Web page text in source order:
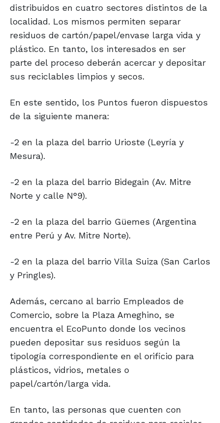
distribuidos en cuatro sectores distintos de la
localidad. Los mismos permiten separar
residuos de cartón/papel/envase larga vida y
plástico. En tanto, los interesados en ser
parte del proceso deberán acercar y depositar
sus reciclables limpios y secos.
En este sentido, los Puntos fueron dispuestos
de la siguiente manera:
-2 en la plaza del barrio Urioste (Leyría y
Mesura).
-2 en la plaza del barrio Bidegain (Av. Mitre
Norte y calle N°9).
-2 en la plaza del barrio Güemes (Argentina
entre Perú y Av. Mitre Norte).
-2 en la plaza del barrio Villa Suiza (San Carlos
y Pringles).
Además, cercano al barrio Empleados de
Comercio, sobre la Plaza Ameghino, se
encuentra el EcoPunto donde los vecinos
pueden depositar sus residuos según la
tipología correspondiente en el orificio para
plásticos, vidrios, metales o
papel/cartón/larga vida.
En tanto, las personas que cuenten con